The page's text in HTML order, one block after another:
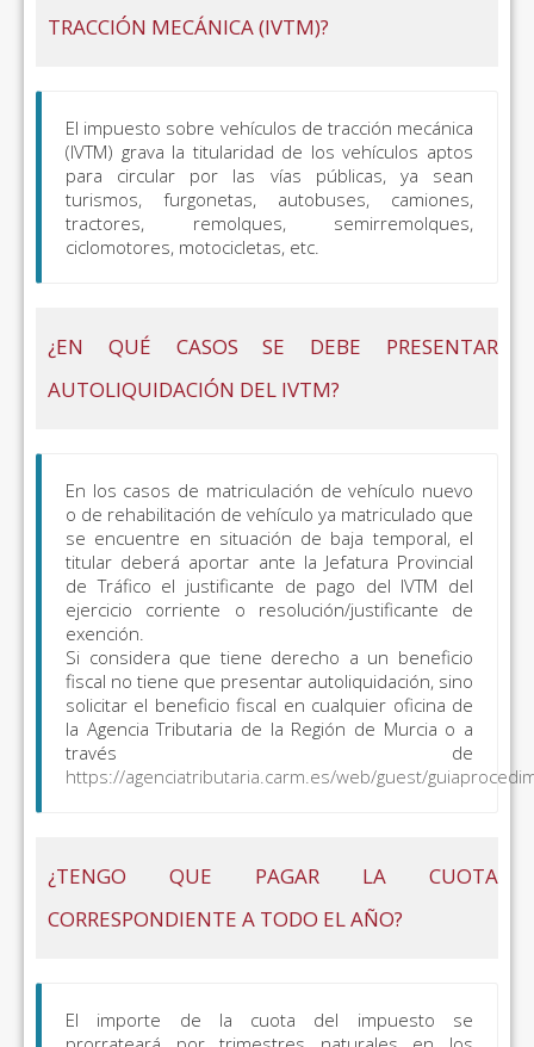
TRACCIÓN MECÁNICA (IVTM)?
El impuesto sobre vehículos de tracción mecánica
(IVTM) grava la titularidad de los vehículos aptos
para circular por las vías públicas, ya sean
turismos, furgonetas, autobuses, camiones,
tractores, remolques, semirremolques,
ciclomotores, motocicletas, etc.
¿EN QUÉ CASOS SE DEBE PRESENTAR
AUTOLIQUIDACIÓN DEL IVTM?
En los casos de matriculación de vehículo nuevo
o de rehabilitación de vehículo ya matriculado que
se encuentre en situación de baja temporal, el
titular deberá aportar ante la Jefatura Provincial
de Tráfico el justificante de pago del IVTM del
ejercicio corriente o resolución/justificante de
exención.
Si considera que tiene derecho a un beneficio
fiscal no tiene que presentar autoliquidación, sino
solicitar el beneficio fiscal en cualquier oficina de
la Agencia Tributaria de la Región de Murcia o a
través de
https://agenciatributaria.carm.es/web/guest/
¿TENGO QUE PAGAR LA CUOTA
CORRESPONDIENTE A TODO EL AÑO?
El importe de la cuota del impuesto se